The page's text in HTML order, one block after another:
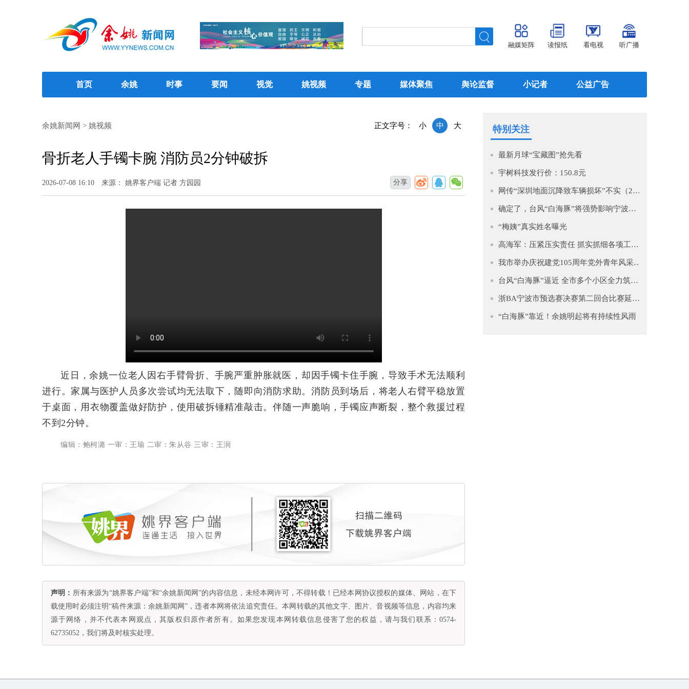
融媒矩阵 读报纸 看电视 听广播
首页 余姚 时事 要闻 视觉 姚视频 专题 媒体聚焦 舆论监督 小记者 公益广告
正文字号： 小 中 大
余姚新闻网 > 姚视频
骨折老人手镯卡腕 消防员2分钟破拆
2026-07-08 16:10 来源： 姚界客户端 记者 方园园 分享
近日，余姚一位老人因 右手臂骨折、 手腕严重肿胀就医，却因手镯卡住手腕，导致手术无法顺利
进行。 家属与 医护人员 多次尝试均无法取下， 随即 向消防求助。消防员到场后，将老人右臂平稳放置
于桌面，用衣物覆盖做好防护，使用破拆锤精准敲击。伴随一声脆响，手镯应声断裂，整个救援过程
不到2分钟。
编辑：鲍柯潞 一审：王瑜 二审：朱从谷 三审：王润
声明： 所有来源为“姚界客户端”和“余姚新闻网”的内容信息，未经本网许可，不得转载！已经本网协议授权的媒体、网站，在下
载使用时必须注明“稿件来源：余姚新闻网”，违者本网将依法追究责任。本网转载的其他文字、图片、音视频等信息，内容均来
源于网络，并不代表本网观点，其版权归原作者所有。如果您发现本网转载信息侵害了您的权益，请与我们联系：0574-
62735052，我们将及时核实处理。
特别关注
最新月球“宝藏图”抢先看
宇树科技发行价：150.8元
网传“深圳地面沉降致车辆损坏”不实（2026·08·06）
确定了，台风“白海豚”将强势影响宁波！即将进入48小时警戒线！预计影响时间长，风大雨强，宁波启动IV级防台风应急响应！
“梅姨”真实姓名曝光
高海军：压紧压实责任 抓实抓细各项工作 坚决筑牢防汛防台坚固防线
我市举办庆祝建党105周年党外青年风采展示暨主题教育推进会
台风“白海豚”逼近 全市多个小区全力筑牢安全防线
浙BA宁波市预选赛决赛第二回合比赛延期公告
“白海豚”靠近！余姚明起将有持续性风雨